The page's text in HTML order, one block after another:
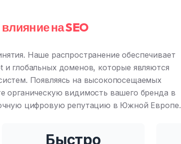
на SEO
Наше распространение обеспечивает
глобальных доменов, которые являются
Появляясь на высокопосещаемых
органическую видимость вашего бренда в
цифровую репутацию в Южной Европе.
Быстро